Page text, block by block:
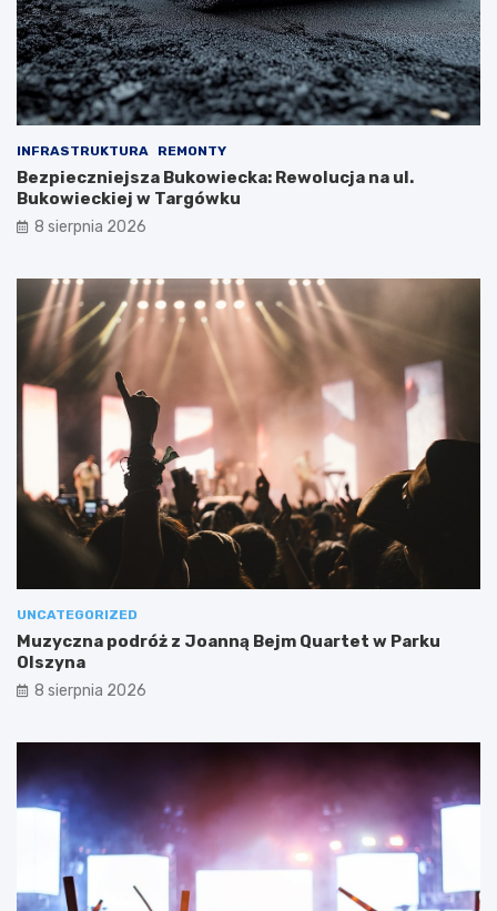
INFRASTRUKTURA REMONTY
Bezpieczniejsza Bukowiecka: Rewolucja na ul.
Bukowieckiej w Targówku
8 sierpnia 2026
UNCATEGORIZED
Muzyczna podróż z Joanną Bejm Quartet w Parku
Olszyna
8 sierpnia 2026